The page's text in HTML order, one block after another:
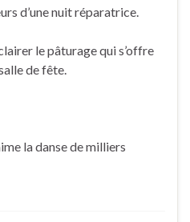
d’une nuit réparatrice.
le pâturage qui s’offre
de fête.
la danse de milliers